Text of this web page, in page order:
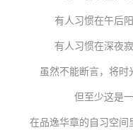
有人习惯在午后
有人习惯在深夜
虽然不能断言，将时
但至少这是
在品逸华章的自习空间